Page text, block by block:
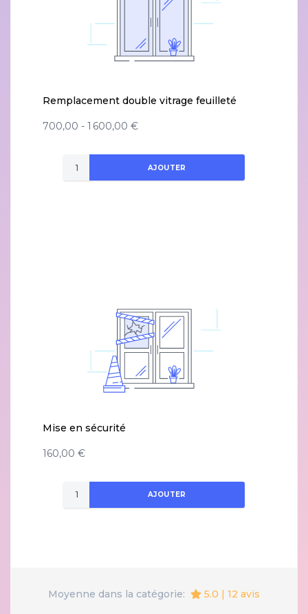
Remplacement double vitrage feuilleté
700,00 - 1 600,00 €
AJOUTER
Mise en sécurité
160,00 €
AJOUTER
Moyenne dans la catégorie: 5.0 | 12 avis